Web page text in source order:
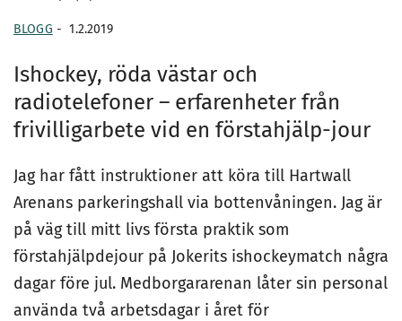
BLOGG - 1.2.2019
Ishockey, röda västar och
radiotelefoner – erfarenheter från
frivilligarbete vid en förstahjälp-jour
Jag har fått instruktioner att köra till Hartwall
Arenans parkeringshall via bottenvåningen. Jag är
på väg till mitt livs första praktik som
förstahjälpdejour på Jokerits ishockeymatch några
dagar före jul. Medborgararenan låter sin personal
använda två arbetsdagar i året för